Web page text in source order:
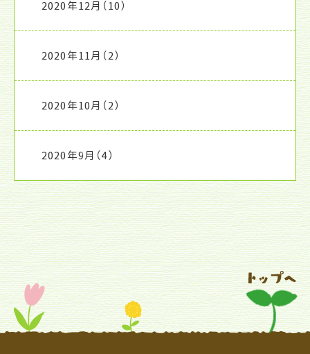
2020年12月 （10）
2020年11月 （2）
2020年10月 （2）
2020年9月 （4）